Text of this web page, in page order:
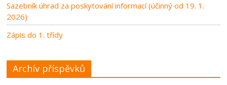
Sazebník úhrad za poskytování informací (účinný od 19. 1.
2026)
Zápis do 1. třídy
Archív příspěvků